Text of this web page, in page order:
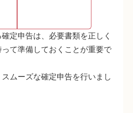
定申告は、必要書類を正しく
て準備しておくことが重要で
ムーズな確定申告を行いまし